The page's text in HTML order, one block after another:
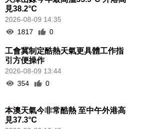
見38.2°C
2026-08-09 14:35
1817
0
工會冀制定酷熱天氣更具體工作指
引方便操作
2026-08-09 13:44
354
0
本澳天氣今非常酷熱 至中午外港高
見37.3°C